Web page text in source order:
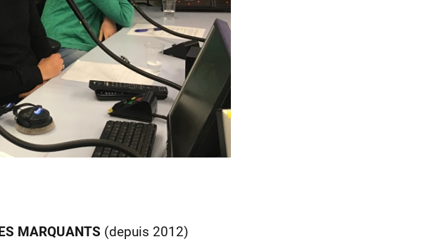
MARQUANTS (depuis 2012)